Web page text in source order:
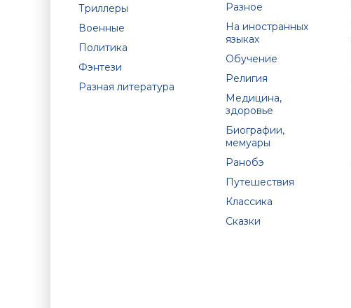
Триллеры
Военные
Политика
Фэнтези
Разная литература
Разное
На иностранных
языках
Обучение
Религия
Медицина,
здоровье
Биографии,
мемуары
Ранобэ
Путешествия
Классика
Сказки